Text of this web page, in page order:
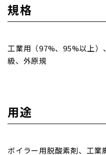
規格
工業用（97%、95%以上
級、外原規
用途
ボイラー用脱酸素剤、工業